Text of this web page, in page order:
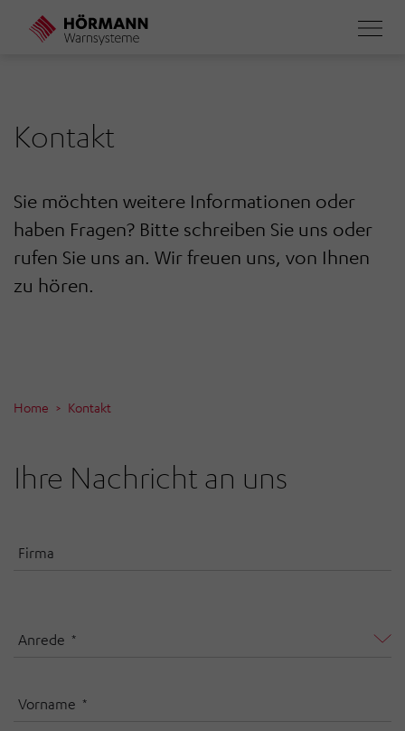
Direkt
Kontakt
Sie möchten weitere Informationen oder
haben Fragen? Bitte schreiben Sie uns oder
rufen Sie uns an. Wir freuen uns, von Ihnen
zu hören.
Home Kontakt
Ihre Nachricht an uns
Firma
Anrede
Vorname